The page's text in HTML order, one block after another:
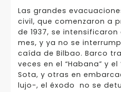
Las grandes
civil, que comenzaron a
de 1937, se
mes, y ya no se
caída de Bilbao. Barco
veces en el “Habana” y el
Sota, y otras en
lujo-, el éxodo no se